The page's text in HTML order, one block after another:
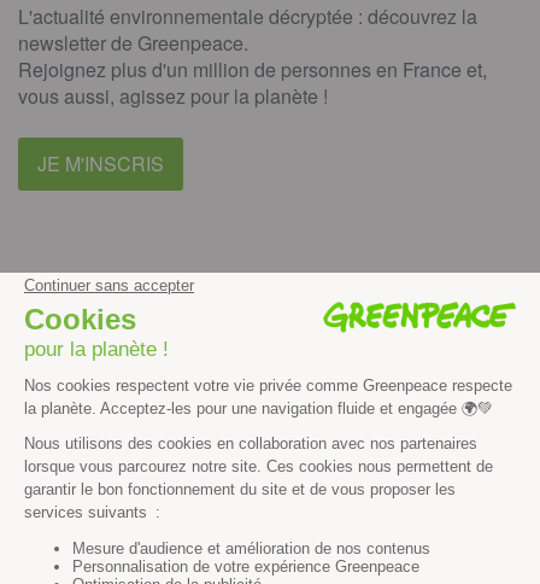
L'actualité environnementale décryptée : découvrez la
newsletter de Greenpeace.
Rejoignez plus d'un million de personnes en France et,
vous aussi, agissez pour la planète !
JE M'INSCRIS
instagramyoutube
Contenus et propriété intellectuelle
Mentions légales
Politique de confidentialité
Les autres sites de Greenpeace
dans le monde
Cliquez-ici pour modifier vos préférences en matière de cookies